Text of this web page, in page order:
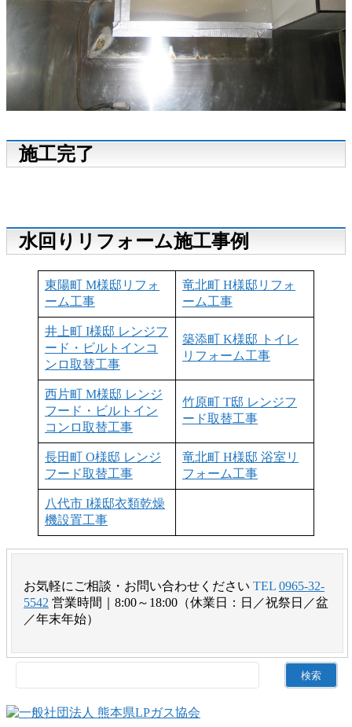
施工完了
水回りリフォーム施工事例
東陽町 M様邸リフォ
ーム工事
竜北町 H様邸リフォ
ーム工事
井上町 I様邸 レンジフ
ード・ビルトインコ
ンロ取替工事
築添町 K様邸 トイレ
リフォーム工事
西片町 M様邸 レンジ
フード・ビルトイン
コンロ取替工事
竹原町 T邸 レンジフ
ード取替工事
長田町 O様邸 レンジ
フード取替工事
竜北町 H様邸 浴室リ
フォーム工事
八代市 I様邸衣類乾燥
機設置工事
お気軽にご相談・お問い合わせください TEL 0965-32-
5542 営業時間｜8:00～18:00（休業日：日／祝祭日／盆
／年末年始）
索: